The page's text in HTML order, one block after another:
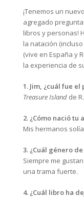
¡Tenemos un
agregado
libros y personas!
la natación
(vive en España y
la experiencia de
1. Jim, ¿cuál fue
Treasure Islandde
2. ¿Cómo nació
Mis hermanos
3. ¿Cuál género
Siempre me
una trama fuerte.
4. ¿Cuál libro ha